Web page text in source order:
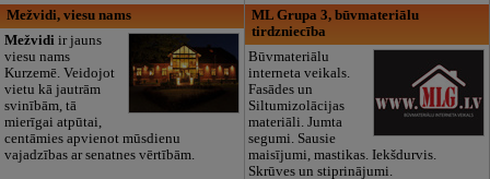
Mežvidi, viesu nams
Mežvidiir jauns
viesu nams
Kurzemē. Veidojot
vietu kā jautrām
svinībām, tā
mierīgai atpūtai,
centāmies apvienot mūsdienu
vajadzības ar senatnes vērtībām.
ML Grupa 3, būvmateriālu
tirdzniecība
Būvmateriālu
interneta veikals.
Fasādes un
Siltumizolācijas
materiāli. Jumta
segumi. Sausie
maisījumi, mastikas. Iekšdurvis.
Skrūves un stiprinājumi.